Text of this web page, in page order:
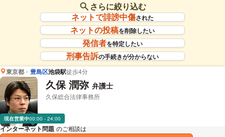
さらに絞り込む
ネットで誹謗中傷された
ネットの投稿を削除したい
発信者を特定したい
刑事告訴の手続きが分からない
東京都
豊島区池袋駅徒歩4分
久保 潤弥 弁護士
久保総合法律事務所
現在営業中00:00 - 24:00
インターネット問題 のご相談は